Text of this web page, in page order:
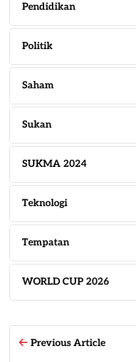
Pendidikan
Politik
Saham
Sukan
SUKMA 2024
Teknologi
Tempatan
WORLD CUP 2026
Previous Article